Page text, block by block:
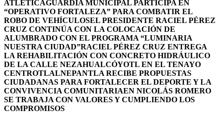
ATLÉTICAGUARDIA MUNICIPAL PARTICIPA EN
“OPERATIVO FORTALEZA” PARA COMBATIR EL
ROBO DE VEHÍCULOSEL PRESIDENTE RACIEL PÉREZ
CRUZ CONTINÚA CON LA COLOCACIÓN DE
ALUMBRADO CON EL PROGRAMA “LUMINARIA
NUESTRA CIUDAD”RACIEL PÉREZ CRUZ ENTREGA
LA REHABILITACIÓN CON CONCRETO HIDRÁULICO
DE LA CALLE NEZAHUALCÓYOTL EN EL TENAYO
CENTROTLALNEPANTLA RECIBE PROPUESTAS
CIUDADANAS PARA FORTALECER EL DEPORTE Y LA
CONVIVENCIA COMUNITARIAEN NICOLÁS ROMERO
SE TRABAJA CON VALORES Y CUMPLIENDO LOS
COMPROMISOS